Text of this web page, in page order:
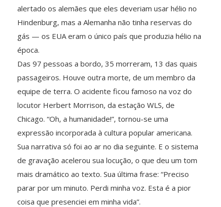
alertado os alemães que eles deveriam usar hélio no
Hindenburg, mas a Alemanha não tinha reservas do
gás — os EUA eram o único país que produzia hélio na
época.
Das 97 pessoas a bordo, 35 morreram, 13 das quais
passageiros. Houve outra morte, de um membro da
equipe de terra. O acidente ficou famoso na voz do
locutor Herbert Morrison, da estação WLS, de
Chicago. “Oh, a humanidade!”, tornou-se uma
expressão incorporada à cultura popular americana.
Sua narrativa só foi ao ar no dia seguinte. E o sistema
de gravação acelerou sua locução, o que deu um tom
mais dramático ao texto. Sua última frase: “Preciso
parar por um minuto. Perdi minha voz. Esta é a pior
coisa que presenciei em minha vida”.